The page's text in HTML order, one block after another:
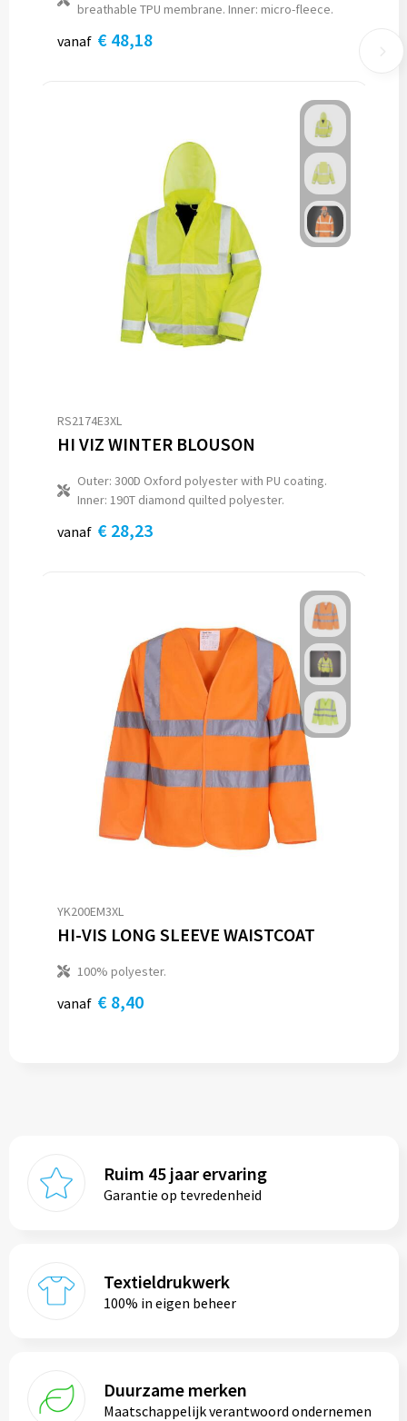
breathable TPU membrane. Inner: micro-fleece.
vanaf € 48,18
RS2174E3XL
HI VIZ WINTER BLOUSON
Outer: 300D Oxford polyester with PU coating.
Inner: 190T diamond quilted polyester.
vanaf € 28,23
YK200EM3XL
HI-VIS LONG SLEEVE WAISTCOAT
100% polyester.
vanaf € 8,40
Ruim 45 jaar ervaring
Garantie op tevredenheid
Textieldrukwerk
100% in eigen beheer
Duurzame merken
Maatschappelijk verantwoord ondernemen